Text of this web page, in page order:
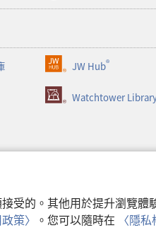
受的。其他用於提升瀏覽體
策〉 。您可以隨時在 〈隱
JW Hub®
（開
啟
新
Watchtower